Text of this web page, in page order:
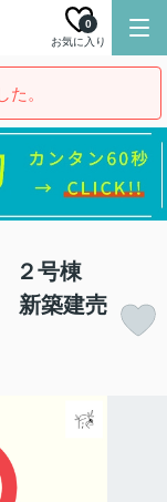
お気に入り
0
。
２号棟
新築建売